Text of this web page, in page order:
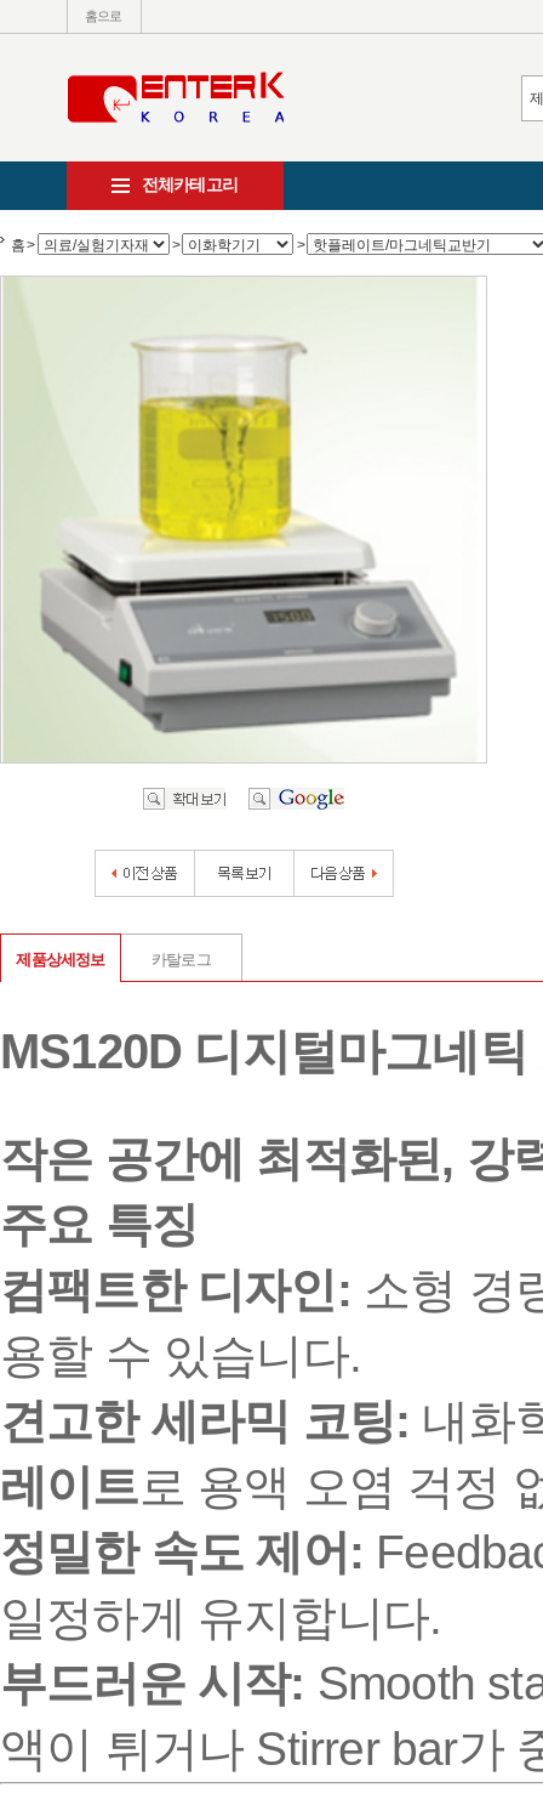
홈으로
전체카테고리
홈> > >
제품상세정보 카탈로그
MS120D 디지털마그네틱
작은 공간에 최적화된, 강
주요 특징
컴팩트한 디자인: 소형 경
용할 수 있습니다.
견고한 세라믹 코팅: 내화
레이트로 용액 오염 걱정
정밀한 속도 제어:
일정하게 유지합니다.
부드러운 시작: Smooth
액이 튀거나 Stirrer bar가